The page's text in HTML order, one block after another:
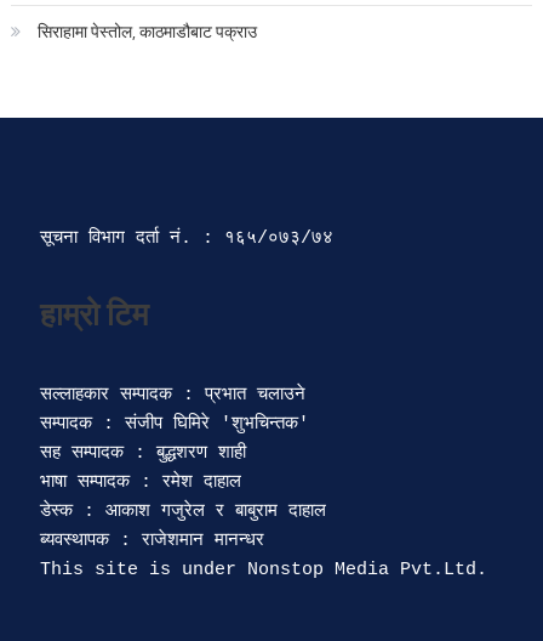
सिराहामा पेस्तोल, काठमाडौबाट पक्राउ
सूचना विभाग दर्ता‍ नं. : १६५/०७३/७४
हाम्रो टिम
सल्लाहकार सम्पादक : प्रभात चलाउने
सम्पादक : संजीप घिमिरे 'शुभचिन्तक'
सह सम्पादक : बुद्धशरण शाही
भाषा सम्पादक : रमेश दाहाल
डेस्क : आकाश गजुरेल र बाबुराम दाहाल
ब्यवस्थापक : राजेशमान मानन्धर